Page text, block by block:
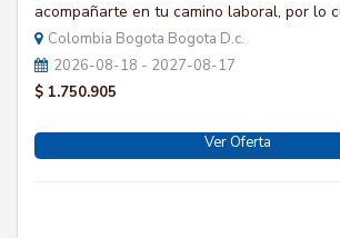
acompañarte en tu camino laboral, por lo
Colombia Bogota Bogota D.c.
2026-08-18 - 2027-08-17
$ 1.750.905
Ver Oferta